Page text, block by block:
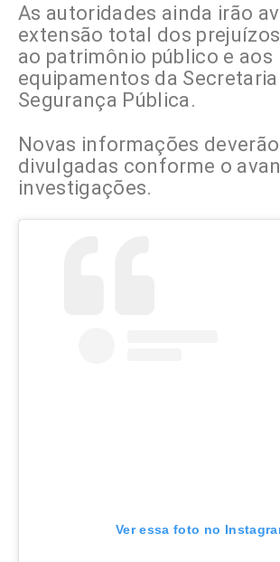
As autoridades ainda irão
extensão total dos
ao patrimônio público e aos
equipamentos da
Segurança Pública.
Novas informações
divulgadas conforme o
investigações.
Ver essa foto no